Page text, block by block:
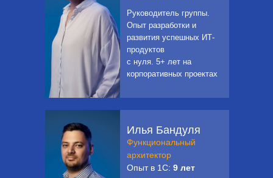
Руководитель группы.
Опыт разработки и
развития успешных ИТ-
продуктов
с нуля. 5+ лет на
корпоративных проектах
Илья Бандуля
Функциональный
архитектор
Опыт в 1С: 9 лет